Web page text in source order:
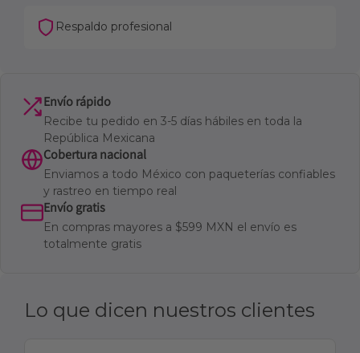
Respaldo profesional
Envío rápido
Recibe tu pedido en 3-5 días hábiles en toda la
República Mexicana
Cobertura nacional
Enviamos a todo México con paqueterías confiables
y rastreo en tiempo real
Envío gratis
En compras mayores a $599 MXN el envío es
totalmente gratis
Lo que dicen nuestros clientes